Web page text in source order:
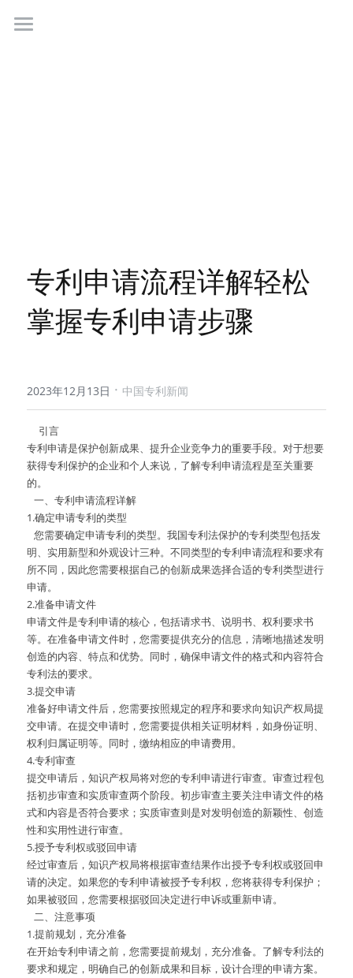
行业新闻
专利申请流程详解轻松
掌握专利申请步骤
2023年12月13日 · 中国专利新闻
     引言
专利申请是保护创新成果、提升企业竞争力的重要手段。对于想要
获得专利保护的企业和个人来说，了解专利申请流程是至关重要
的。
   一、专利申请流程详解
1.确定申请专利的类型
明、实用新型和外观设计三种。不同类型的专利申请流程和要求有
所不同，因此您需要根据自己的创新成果选择合适的专利类型进行
申请。
2.准备申请文件
申请文件是专利申请的核心，包括请求书、说明书、权利要求书
等。在准备申请文件时，您需要提供充分的信息，清晰地描述发明
创造的内容、特点和优势。同时，确保申请文件的格式和内容符合
专利法的要求。
3.提交申请
准备好申请文件后，您需要按照规定的程序和要求向知识产权局提
交申请。在提交申请时，您需要提供相关证明材料，如身份证明、
权利归属证明等。同时，缴纳相应的申请费用。
4.专利审查
提交申请后，知识产权局将对您的专利申请进行审查。审查过程包
括初步审查和实质审查两个阶段。初步审查主要关注申请文件的格
式和内容是否符合要求；实质审查则是对发明创造的新颖性、创造
性和实用性进行审查。
5.授予专利权或驳回申请
经过审查后，知识产权局将根据审查结果作出授予专利权或驳回申
请的决定。如果您的专利申请被授予专利权，您将获得专利保护；
如果被驳回，您需要根据驳回决定进行申诉或重新申请。
   二、注意事项
1.提前规划，充分准备
在开始专利申请之前，您需要提前规划，充分准备。了解专利法的
要求和规定，明确自己的创新成果和目标，设计合理的申请方案。